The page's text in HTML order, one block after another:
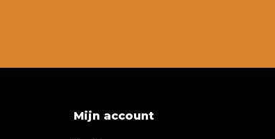
Mijn account